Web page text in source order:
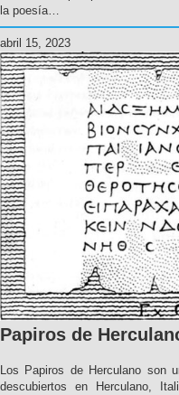
la poesía…
abril 15, 2023
Papiros de
Los Papiros de Herculano son
descubiertos en Herculano,